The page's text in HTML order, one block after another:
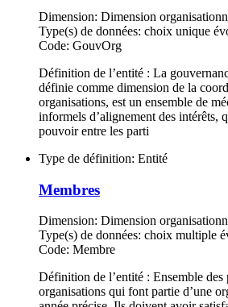
Dimension: Dimension
Type(s) de données: choix unique
Code: GouvOrg
Définition de l’entité : La
définie comme dimension de la
organisations, est un ensemble de
informels d’alignement des intérêts,
pouvoir entre les parti
Type de définition: Entité
Membres
Dimension: Dimension
Type(s) de données: choix multiple
Code: Membre
Définition de l’entité : Ensemble des
organisations qui font partie d’une